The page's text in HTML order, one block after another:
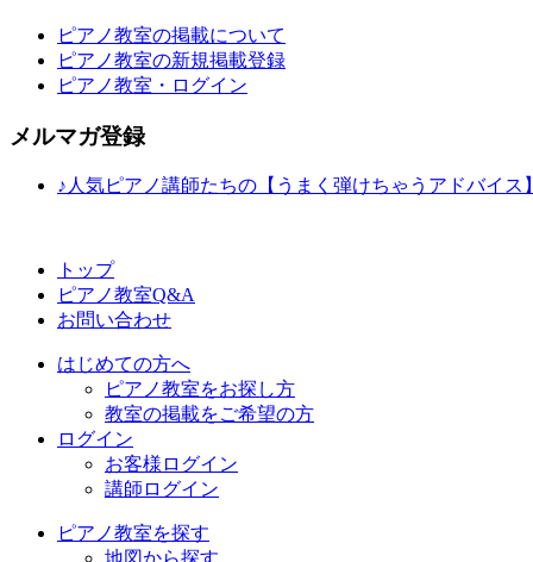
ピアノ教室の掲載について
ピアノ教室の新規掲載登録
ピアノ教室・ログイン
メルマガ登録
♪人気ピアノ講師たちの【うまく弾けちゃうアドバイス
トップ
ピアノ教室Q&A
お問い合わせ
はじめての方へ
ピアノ教室をお探し方
教室の掲載をご希望の方
ログイン
お客様ログイン
講師ログイン
ピアノ教室を探す